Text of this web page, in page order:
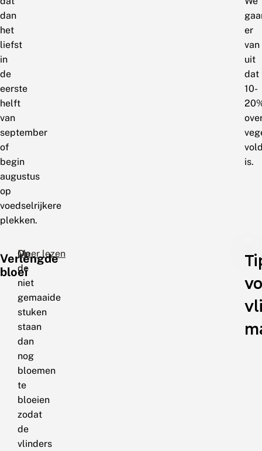
dan
het
liefst
in
de
eerste
helft
van
september
of
begin
augustus
op
voedselrijkere
plekken.
er
van
uit
dat
10-
is.
Verlengde
bloei
Op
de
niet
gemaaide
stuken
staan
dan
nog
bloemen
te
bloeien
zodat
de
vlinders
Meer lezen